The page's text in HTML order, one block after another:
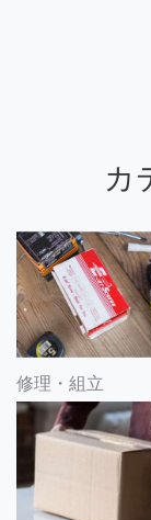
カ
修理・組立